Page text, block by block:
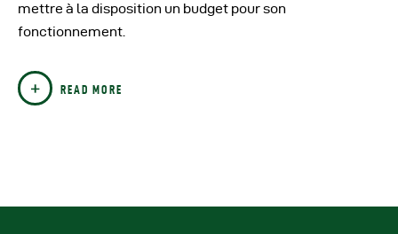
mettre à la disposition un budget pour son
fonctionnement.
READ MORE